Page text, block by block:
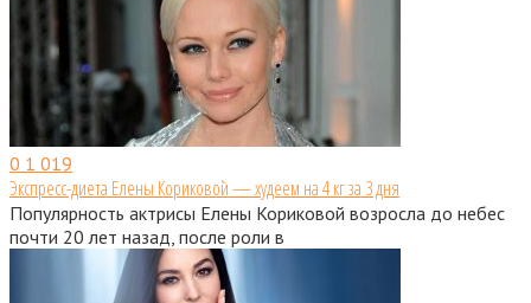
0 1 019
Экспресс-диета Елены Кориковой — худеем на 4 кг за 3 дня
Популярность актрисы Елены Кориковой возросла до небес
почти 20 лет назад, после роли в